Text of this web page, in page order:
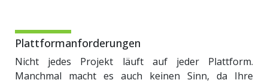
Plattformanforderungen
Nicht jedes Projekt läuft auf jeder Plattform.
Manchmal macht es auch keinen Sinn, da Ihre